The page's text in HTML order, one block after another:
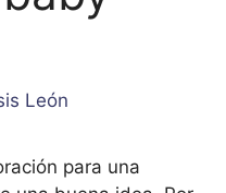
León
para una